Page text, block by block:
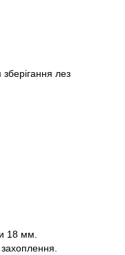
зберігання лез
18 мм.